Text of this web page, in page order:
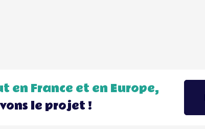
en France et en Europe,
le projet !